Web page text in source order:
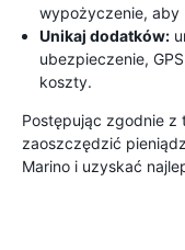
wypożyczenie, aby
Unikaj dodatków:
ubezpieczenie,
koszty.
Postępując zgodnie z
zaoszczędzić
Marino i uzyskać